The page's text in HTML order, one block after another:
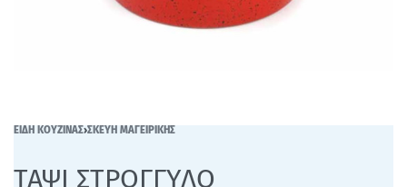
ΕΙΔΗ ΚΟΥΖΙΝΑΣ›ΣΚΕΥΗ ΜΑΓΕΙΡΙΚΗΣ
ΤΑΨΙ ΣΤΡΟΓΓΥΛΟ